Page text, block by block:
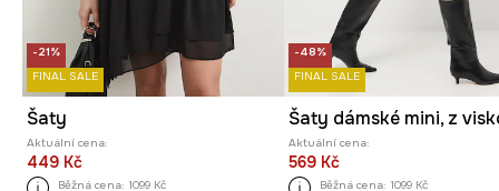
-21%
FINAL SALE
Šaty
Aktuální cena:
449 Kč
Běžná cena: 1099 Kč
-48%
FINAL SALE
Aktuální cena:
569 Kč
Běžná cena: 1099 Kč